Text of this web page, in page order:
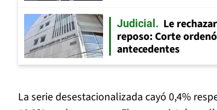
Judicial
Le
reposo: Corte
antecedentes
La serie desestacionalizada cayó 0,4%